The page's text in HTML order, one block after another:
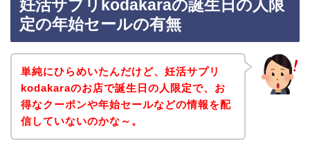
妊活サプリkodakaraの誕生日の人限
定の年始セールの有無
単純にひらめいたんだけど、妊活サプリ
kodakaraのお店で誕生日の人限定で、お
得なクーポンや年始セールなどの情報を配
信していないのかな～。